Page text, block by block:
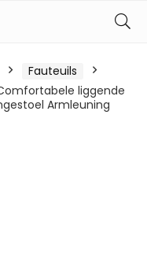
Fauteuils
liggende
Armleuning